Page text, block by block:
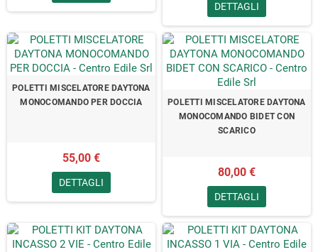
DETTAGLI
POLETTI MISCELATORE DAYTONA
MONOCOMANDO PER DOCCIA
55,00 €
DETTAGLI
POLETTI MISCELATORE DAYTONA
MONOCOMANDO BIDET CON
SCARICO
80,00 €
DETTAGLI